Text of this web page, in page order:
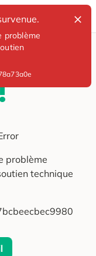
problème
problème
technique